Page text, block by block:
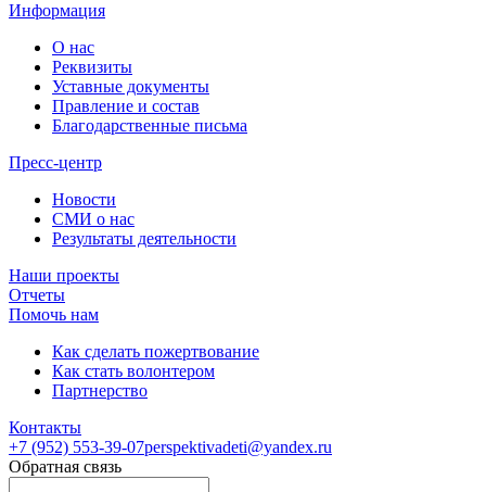
Информация
О нас
Реквизиты
Уставные документы
Правление и состав
Благодарственные письма
Пресс-центр
Новости
СМИ о нас
Результаты деятельности
Наши проекты
Отчеты
Помочь нам
Как сделать пожертвование
Как стать волонтером
Партнерство
Контакты
+7 (952) 553-39-07perspektivadeti@yandex.ru
Обратная связь